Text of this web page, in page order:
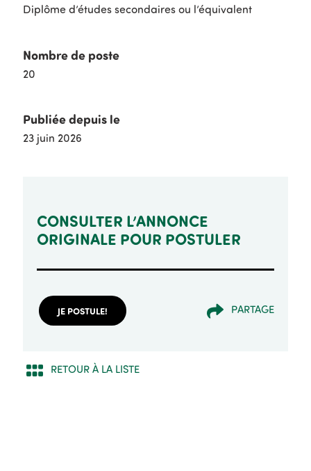
Diplôme d’études secondaires ou l’équivalent
Nombre de poste
20
Publiée depuis le
23 juin 2026
CONSULTER L’ANNONCE
ORIGINALE POUR POSTULER
JE POSTULE! PARTAGE
RETOUR À LA LISTE